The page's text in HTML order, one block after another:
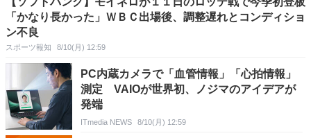
「かなり長かった」ＷＢＣ出場後、調整遅れとコンディショ
ン不良
スポーツ報知 8/10(月) 12:59
PC内蔵カメラで「血管情報」「心拍情報」
測定 VAIOが世界初、ノジマのアイデアが
発端
ITmedia NEWS 8/10(月) 12:59